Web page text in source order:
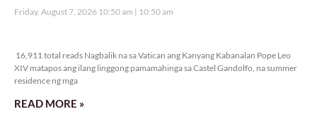
Friday, August 7, 2026 10:50 am 10:50 am
16,911 total reads Nagbalik na sa Vatican ang Kanyang Kabanalan Pope Leo
XIV matapos ang ilang linggong pamamahinga sa Castel Gandolfo, na summer
residence ng mga
READ MORE »